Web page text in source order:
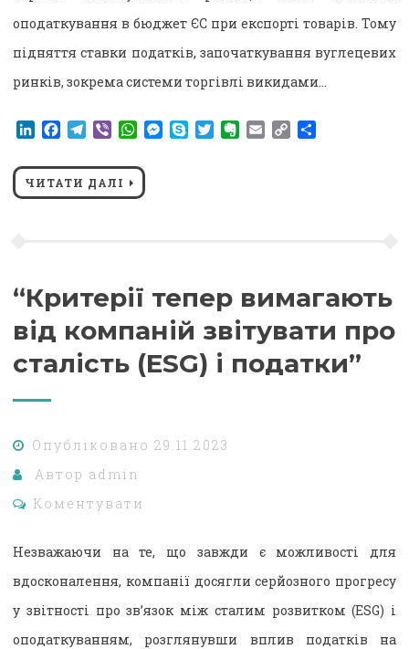
оподаткування в бюджет ЄС при експорті товарів. Тому
підняття ставки податків, започаткування вуглецевих
ринків, зокрема системи торгівлі викидами…
LinkedIn
Facebook
Telegram
ViberWhatsApp
Messenger
SkypeTwitterEvernote
EmailCopy
ЧИТАТИ ДАЛІ
“Критерії тепер вимагають
від компаній звітувати про
сталість (ESG) і податки”
Опубліковано 29.11.2023
Автор admin
Коментувати
Незважаючи на те, що завжди є можливості для
вдосконалення, компанії досягли серйозного прогресу
у звітності про зв’язок між сталим розвитком (ESG) і
оподаткуванням, розглянувши вплив податків на